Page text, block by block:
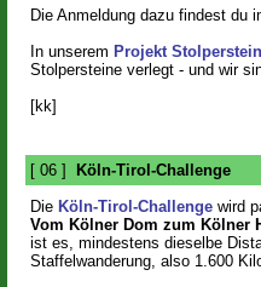
Die Anmeldung dazu findest du
In unserem Projekt
Stolpersteine verlegt - und wir
[kk]
[ 06 ]
Köln-Tirol-Challenge
Die Köln-Tirol-Challengewird
Vom Kölner Dom zum Kölner
ist es, mindestens dieselbe
Staffelwanderung, also 1.600